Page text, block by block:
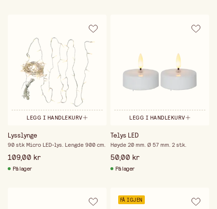
LEGG I HANDLEKURV
Lysslynge
90 stk Micro LED-lys. Lengde 900 cm.
109,00 kr
På lager
LEGG I HANDLEKURV
Telys LED
Høyde 20 mm. Ø 57 mm. 2 stk.
50,00 kr
På lager
FÅ IGJEN